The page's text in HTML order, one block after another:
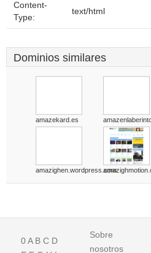
Content-
Type:
text/html
Dominios similares
amazekard.es
amazighen.wordpress.com
0A B C D
Sobre
nosotros